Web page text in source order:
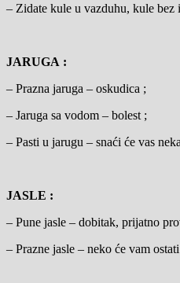
– Zidate kule u vazduhu, kule bez
JARUGA :
– Prazna jaruga – oskudica ;
– Jaruga sa vodom – bolest ;
– Pasti u jarugu – snaći će vas
JASLE :
– Pune jasle – dobitak, prijatno
– Prazne jasle – neko će vam